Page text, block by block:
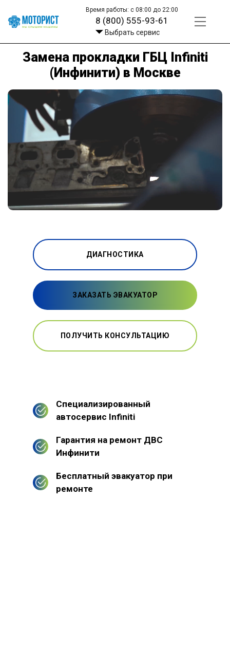
Время работы: с 08:00 до 22:00
8 (800) 555-93-61
Выбрать сервис
Замена прокладки ГБЦ Infiniti
(Инфинити) в Москве
ДИАГНОСТИКА
ЗАКАЗАТЬ ЭВАКУАТОР
ПОЛУЧИТЬ КОНСУЛЬТАЦИЮ
Специализированный
автосервис Infiniti
Гарантия на ремонт ДВС
Инфинити
Бесплатный эвакуатор при
ремонте